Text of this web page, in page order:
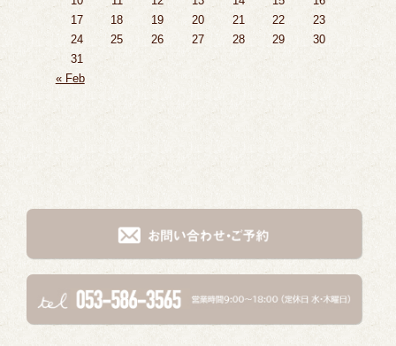
17
18 19 20 21 22
23
24
25 26 27 28 29
30
31
« Feb